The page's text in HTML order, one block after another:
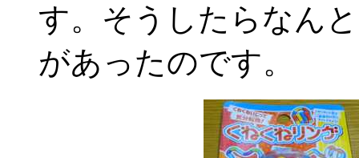
す。そうしたらなん
があったのです。